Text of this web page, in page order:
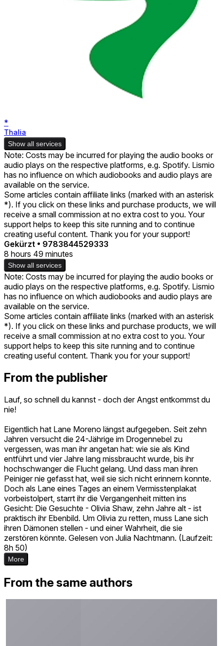
*
Thalia
Show all services
Note: Costs may be incurred for playing the audio books or
audio plays on the respective platforms, e.g. Spotify. Lismio
has no influence on which audiobooks and audio plays are
available on the service.
Some articles contain affiliate links (marked with an asterisk
*). If you click on these links and purchase products, we will
receive a small commission at no extra cost to you. Your
support helps to keep this site running and to continue
creating useful content. Thank you for your support!
Gekürzt • 9783844529333
8 hours 49 minutes
Show all services
Note: Costs may be incurred for playing the audio books or
audio plays on the respective platforms, e.g. Spotify. Lismio
has no influence on which audiobooks and audio plays are
available on the service.
Some articles contain affiliate links (marked with an asterisk
*). If you click on these links and purchase products, we will
receive a small commission at no extra cost to you. Your
support helps to keep this site running and to continue
creating useful content. Thank you for your support!
From the publisher
Lauf, so schnell du kannst - doch der Angst entkommst du
nie!
Eigentlich hat Lane Moreno längst aufgegeben. Seit zehn
Jahren versucht die 24-Jährige im Drogennebel zu
vergessen, was man ihr angetan hat: wie sie als Kind
entführt und vier Jahre lang missbraucht wurde, bis ihr
hochschwanger die Flucht gelang. Und dass man ihren
Peiniger nie gefasst hat, weil sie sich nicht erinnern konnte.
Doch als Lane eines Tages an einem Vermisstenplakat
vorbeistolpert, starrt ihr die Vergangenheit mitten ins
Gesicht: Die Gesuchte - Olivia Shaw, zehn Jahre alt - ist
praktisch ihr Ebenbild. Um Olivia zu retten, muss Lane sich
ihren Dämonen stellen - und einer Wahrheit, die sie
zerstören könnte. Gelesen von Julia Nachtmann. (Laufzeit:
8h 50)
More
From the same authors